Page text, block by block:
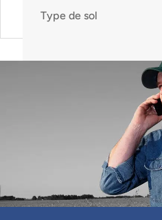
Type de sol
Environ graines/lb
Hauteur de la canopée à